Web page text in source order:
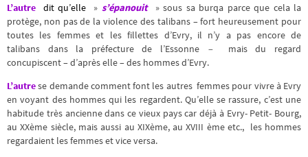
L’autre dit qu’elle » s’épanouit» sous sa burqa parce que cela la
protège, non pas de la violence des talibans – fort heureusement pour
toutes les femmes et les fillettes d’Evry, il n’y a pas encore de
talibans dans la préfecture de l’Essonne –mais du regard
concupiscent – d’après elle – des hommes d’Evry.
L’autrese demande comment font les autres femmes pour vivre à Evry
en voyant des hommes qui les regardent. Qu’elle se rassure, c’est une
habitude très ancienne dans ce vieux pays car déjà à Evry- Petit- Bourg,
au XXème siècle, mais aussi au XIXème, au XVIII ème etc., les hommes
regardaient les femmes et vice versa.